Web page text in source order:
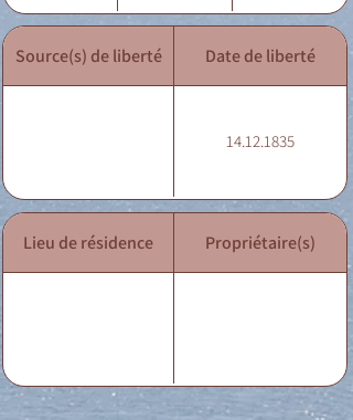
Source(s) de liberté Date de liberté
14.12.1835
Lieu de résidence Propriétaire(s)